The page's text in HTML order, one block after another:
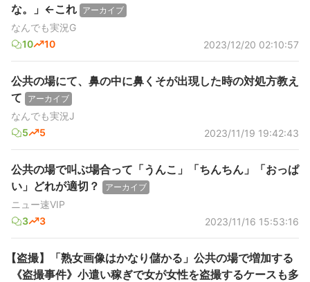
な。」←これ アーカイブ
なんでも実況G
10
10 2023/12/20 02:10:57
公共の場にて、鼻の中に鼻くそが出現した時の対処方教え
て
アーカイブ
なんでも実況J
5
5 2023/11/19 19:42:43
公共の場で叫ぶ場合って「うんこ」「ちんちん」「おっぱ
い」どれが適切？
アーカイブ
ニュー速VIP
3
3 2023/11/16 15:53:16
【盗撮】「熟女画像はかなり儲かる」公共の場で増加する
《盗撮事件》小遣い稼ぎで女が女性を盗撮するケースも多